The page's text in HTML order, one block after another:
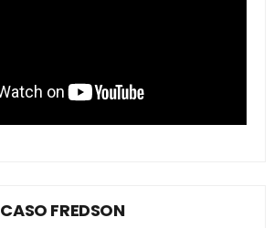
CASO FREDSON